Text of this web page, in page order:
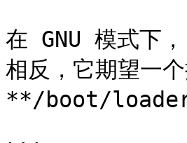
在 GNU 模式下
相反，它期望一
**/boot/